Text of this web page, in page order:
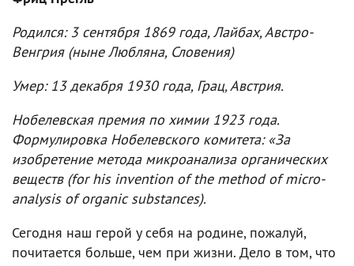
Родился: 3 сентября 1869 года, Лайбах, Австро-
Венгрия (ныне Любляна, Словения)
Умер: 13 декабря 1930 года, Грац, Австрия.
Нобелевская премия по химии 1923 года.
Формулировка Нобелевского комитета: «За
изобретение метода микроанализа органических
веществ (for his invention of the method of micro-
analysis of organic substances).
Сегодня наш герой у себя на родине, пожалуй,
почитается больше, чем при жизни. Дело в том, что